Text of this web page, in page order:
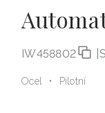
IW458802
Ocel Pilotní